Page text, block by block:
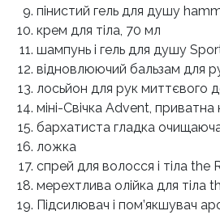
пінистий гель для душу
крем для тіла, 70 мл
шампунь і гель для душу
відновлюючий бальзам для
лосьйон для рук миттєвого
міні-Свічка Advent,
бархатиста гладка
ложка
спрей для волосся і тіла
мерехтлива олійка для тіла
Підсилювач і пом’якшувач